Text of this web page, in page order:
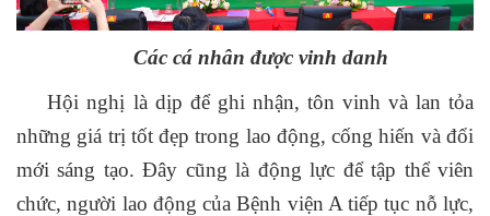
Các cánhân được vinh danh
Hội nghị là dịp để ghi nhận, tôn vinh và lan tỏa
những giá trị tốt đẹp trong lao động, cống hiến và đổi
mới sáng tạo. Đây cũng là động lực để tập thể viên
chức, người lao động của Bệnh viện A tiếp tục nỗ lực,